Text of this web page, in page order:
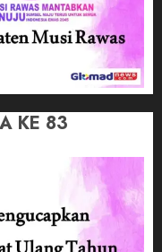
KE 83